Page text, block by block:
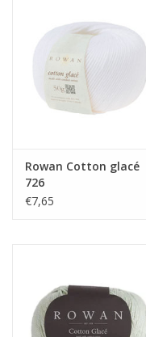
Rowan Cotton glacé
726
€7,65